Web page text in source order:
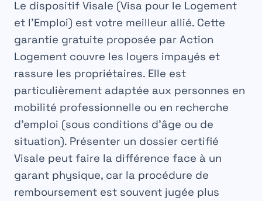
Le dispositif Visale (Visa pour le Logement
et l’Emploi) est votre meilleur allié. Cette
garantie gratuite proposée par Action
Logement couvre les loyers impayés et
rassure les propriétaires. Elle est
particulièrement adaptée aux personnes en
mobilité professionnelle ou en recherche
d’emploi (sous conditions d’âge ou de
situation). Présenter un dossier certifié
Visale peut faire la différence face à un
garant physique, car la procédure de
remboursement est souvent jugée plus